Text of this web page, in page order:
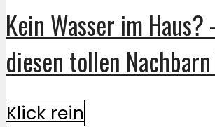
Kein Wasser im
diesen tollen
Klick rein